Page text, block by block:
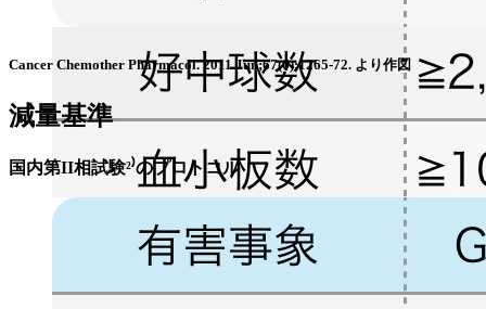
Cancer Chemother Pharmacol. 2011 Jun;67(6):1265-72. より作図
減量基準
国内第II相試験²⁾のプロトコル